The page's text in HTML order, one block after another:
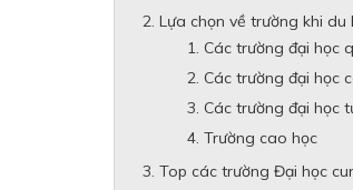
Lựa chọn về trường khi du
Các trường đại học
Các trường đại học
Các trường đại học
Trường cao học
Top các trường Đại học